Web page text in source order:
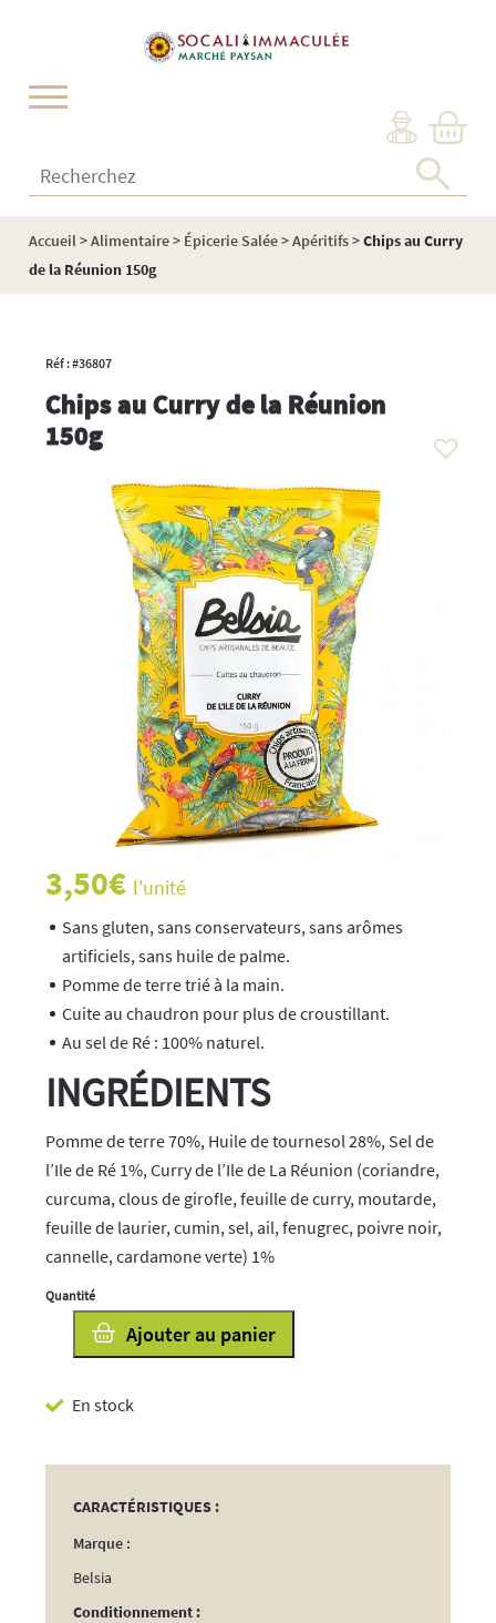
Recherchez :
Accueil>Alimentaire> Épicerie Salée>Apéritifs>Chips au Curry
de la Réunion 150g
Réf : #36807
Chips au Curry de la Réunion
150g
3,50€ l'unité
Sans gluten, sans conservateurs, sans arômes
artificiels, sans huile de palme.
Pomme de terre trié à la main.
Cuite au chaudron pour plus de croustillant.
Au sel de Ré : 100% naturel.
INGRÉDIENTS
Pomme de terre 70%, Huile de tournesol 28%, Sel de
l’Ile de Ré 1%, Curry de l’Ile de La Réunion (coriandre,
curcuma, clous de girofle, feuille de curry, moutarde,
feuille de laurier, cumin, sel, ail, fenugrec, poivre noir,
cannelle, cardamone verte) 1%
En stock
quantité
au
de
150g
Ajouter au panier
CARACTÉRISTIQUES :
Marque :
Belsia
Conditionnement :